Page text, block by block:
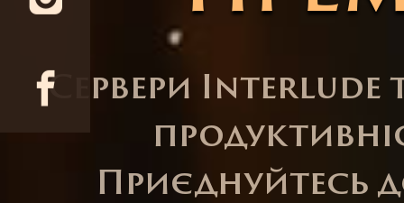
Сервери Interlude
Приєднуйтесь